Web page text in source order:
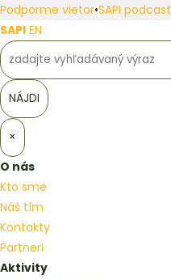
Podporme vietor•SAPI podcast
SAPI EN
×
O nás
Kto sme
Náš tím
Kontakty
Partneri
Aktivity